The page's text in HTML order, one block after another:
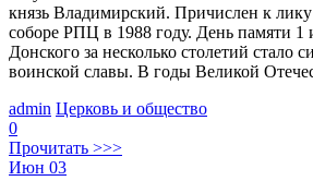
князь Владимирский. Причислен к
соборе РПЦ в 1988 году. День памяти
Донского за несколько столетий стало
воинской славы. В годы Великой
admin Церковь и общество
0
Прочитать >>>
Июн 03